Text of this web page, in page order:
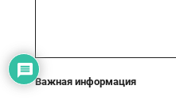
Важная информация